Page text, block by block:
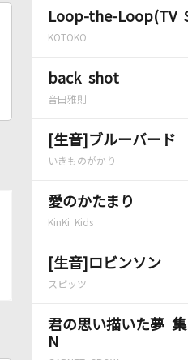
Loop-the-Loop(TV
KOTOKO
back shot
音田雅則
[生音]ブルーバード
いきものがかり
愛のかたまり
KinKi Kids
[生音]ロビンソン
スピッツ
君の思い描いた夢
N